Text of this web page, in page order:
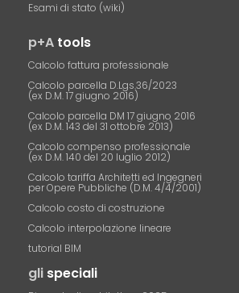
Esami di stato (wiki)
p+A tools
Calcolo fattura professionale
Calcolo parcella D.Lgs.36/2023
(ex D.M. 17 giugno 2016)
Calcolo parcella DM 17 giugno 2016
(ex D.M. 143 del 31 ottobre 2013)
Calcolo compenso professionale
(ex D.M. 140 del 20 luglio 2012)
Calcolo tariffa Architetti ed Ingegneri
per Opere Pubbliche (D.M. 4/4/2001)
Calcolo costo di costruzione
Calcolo interpolazione lineare
tutorial BIM
gli speciali